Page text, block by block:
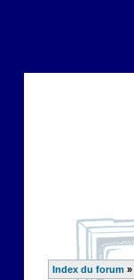
Index du forum »